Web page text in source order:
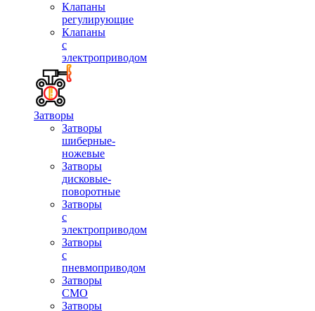
Клапаны
регулирующие
Клапаны
с
электроприводом
Затворы
Затворы
шиберные-
ножевые
Затворы
дисковые-
поворотные
Затворы
с
электроприводом
Затворы
с
пневмоприводом
Затворы
СМО
Затворы